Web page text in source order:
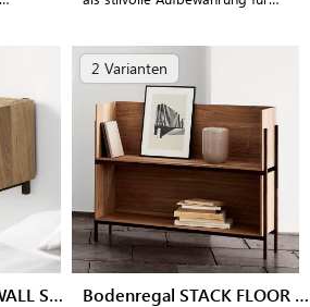
Wandregal STACK WALL SHELF
2 Varianten
Bodenregal STACK FLOOR SHELF